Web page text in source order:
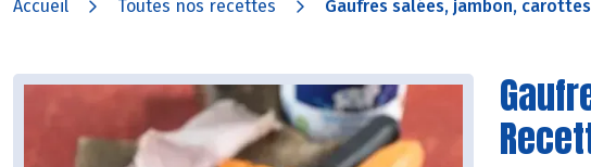
Accueil Toutes nos recettes Gaufres salées, jambon,